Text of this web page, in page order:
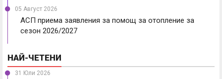
05 Август 2026
АСП приема заявления за помощ за отопление за
сезон 2026/2027
НАЙ-ЧЕТЕНИ
31 Юли 2026